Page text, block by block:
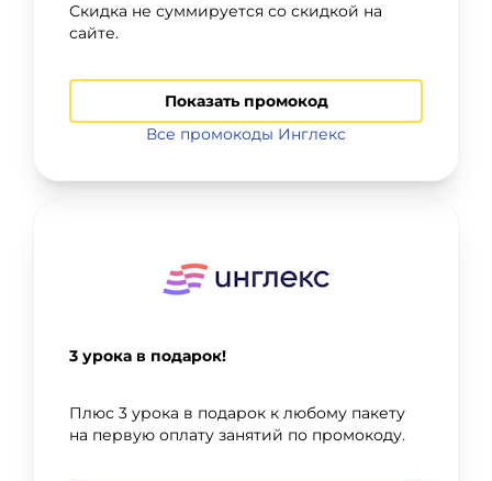
Скидка не суммируется со скидкой на
сайте.
Показать промокод
Все промокоды Инглекс
3 урока в подарок!
Плюс 3 урока в подарок к любому пакету
на первую оплату занятий по промокоду.